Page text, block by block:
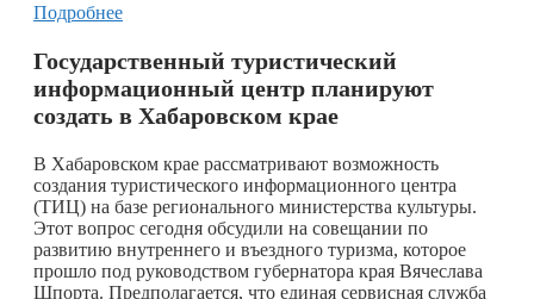
Подробнее
Государственный туристический
информационный центр планируют
создать в Хабаровском крае
В Хабаровском крае рассматривают возможность
создания туристического информационного центра
(ТИЦ) на базе регионального министерства культуры.
Этот вопрос сегодня обсудили на совещании по
развитию внутреннего и въездного туризма, которое
прошло под руководством губернатора края Вячеслава
Шпорта. Предполагается, что единая сервисная служба